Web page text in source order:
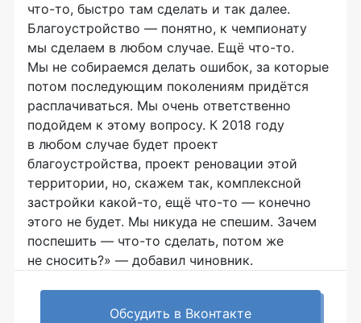
что-то, быстро там сделать и так далее.
Благоустройство — понятно, к чемпионату
мы сделаем в любом случае. Ещё что-то.
Мы не собираемся делать ошибок, за которые
потом последующим поколениям придётся
расплачиваться. Мы очень ответственно
подойдем к этому вопросу. К 2018 году
в любом случае будет проект
благоустройства, проект реновации этой
территории, но, скажем так, комплексной
застройки какой-то, ещё что-то — конечно
этого не будет. Мы никуда не спешим. Зачем
поспешить — что-то сделать, потом же
не сносить?» — добавил чиновник.
Обсудить в Вконтакте